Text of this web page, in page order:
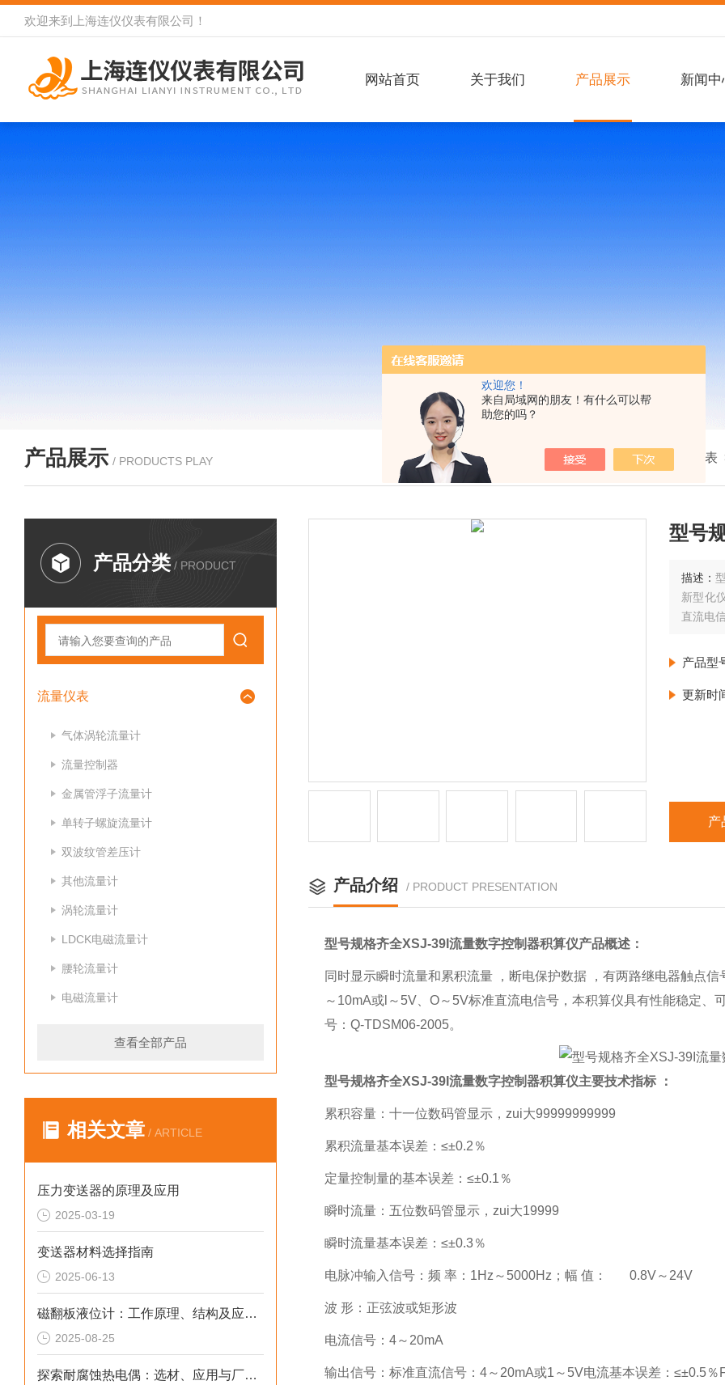
欢迎您！
来自局域网的朋友！有什么可以帮
助您的吗？
欢迎来到 上海连仪仪表有限公司 ！
网站首页 关于我们 产品展示 新闻中
产品展示 / PRODUCTS PLAY 我的位置： 首页> 产品展示> 流量仪表
产品分类 / PRODUCT
流量仪表
气体涡轮流量计
流量控制器
金属管浮子流量计
单转子螺旋流量计
双波纹管差压计
其他流量计
涡轮流量计
LDCK电磁流量计
腰轮流量计
电磁流量计
查看全部产品
相关文章 / ARTICLE
压力变送器的原理及应用
2025-03-19
变送器材料选择指南
2025-06-13
磁翻板液位计：工作原理、结构及应用全解析
2025-08-25
探索耐腐蚀热电偶：选材、应用与厂家概览
型号
描述：
新型化
直流电
产品型
更新时
产
产品介绍 / PRODUCT PRESENTATION
型号规格齐全XSJ-39I流量数字控制器积算仪产品概述：
同时显示瞬时流量和累积流量 ，断电保护数据 ，有两路继电器触点
～10mA或l～5V、O～5V标准直流电信号，本积算仪具有性能稳定
号：Q-TDSM06-2005。
型号规格齐全XSJ-39I流量数字控制器积算仪主要技术指标 ：
累积容量：十一位数码管显示，zui大99999999999
累积流量基本误差：≤±0.2％
定量控制量的基本误差：≤±0.1％
瞬时流量：五位数码管显示，zui大19999
瞬时流量基本误差：≤±0.3％
电脉冲输入信号：频 率：1Hz～5000Hz；幅 值： 0.8V～24V
波 形：正弦波或矩形波
电流信号：4～20mA
输出信号：标准直流信号：4～20mA或1～5V电流基本误差：≤±0.5％